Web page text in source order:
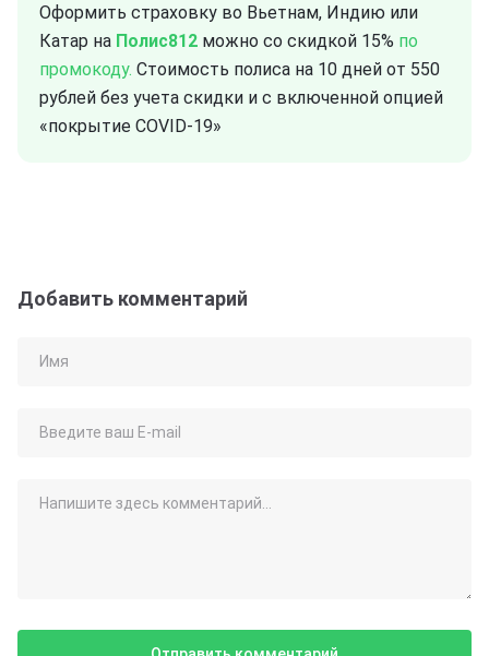
Оформить страховку во Вьетнам, Индию или
Катар на Полис812 можно со скидкой 15% по
промокоду. Стоимость полиса на 10 дней от 550
рублей без учета скидки и с включенной опцией
«покрытие COVID-19»
Добавить комментарий